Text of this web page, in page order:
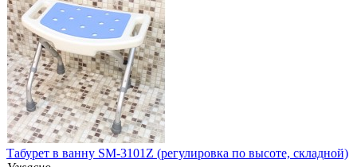
Табурет в ванну SM-3101Z (регулировка по высоте, складной)